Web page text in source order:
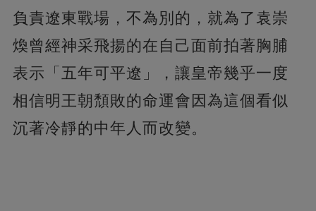
負責遼東戰場，不為別的，就為了袁崇
煥曾經神采飛揚的在自己面前拍著胸脯
表示「五年可平遼」，讓皇帝幾乎一度
相信明王朝頹敗的命運會因為這個看似
沉著冷靜的中年人而改變。